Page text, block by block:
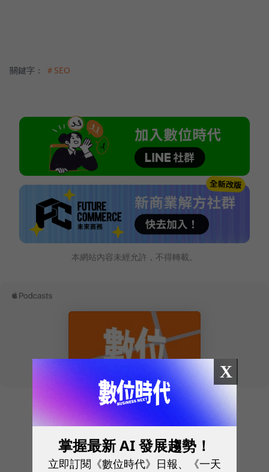
關鍵字： ＃SEO
本網站內容未經允許，不得轉載。
往下滑看下一篇文章
X
掌握最新 AI 發展趨勢！
立即訂閱《數位時代》日報、《一天